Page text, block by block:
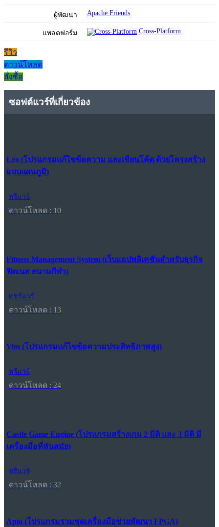
ผู้พัฒนา Apache Friends
แพลตฟอร์ม Cross-Platform
รีวิว
ดาวน์โหลด
สั่งซื้อ
ซอฟต์แวร์ที่เกี่ยวข้อง
Leo (โปรแกรมแก้ไขข้อความ และเขียนโค้ด ด้วยโครงสร้าง
แบบแผนภูมิ)
ฟรีแวร์
ดาวน์โหลด : 10
Fitness Management System (เว็บแอปพลิเคชันสำหรับธุรกิจ
ฟิตเนส สนามกีฬา)
แชร์แวร์
ดาวน์โหลด : 13
Vim (โปรแกรมแก้ไขข้อความประสิทธิภาพสูง)
ฟรีแวร์
ดาวน์โหลด : 24
Castle Game Engine (โปรแกรมสร้างเกม 2 มิติ และ 3 มิติ มี
เครื่องมือที่ทันสมัย)
ฟรีแวร์
ดาวน์โหลด : 32
Apio (โปรแกรมรวมชุดเครื่องมือช่วยพัฒนา FPGA)